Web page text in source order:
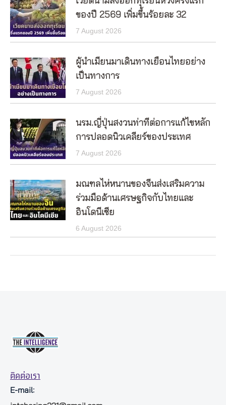
ของปี 2569 เพิ่มขึ้นร้อยละ 32
7 August 2026
ผู้นำเมียนมาเดินทางเยือนไทยอย่าง
เป็นทางการ
7 August 2026
นรม.ญี่ปุ่นสงวนท่าทีต่อการแก้ไขหลัก
การปลอดนิวเคลียร์ของประเทศ
7 August 2026
มณฑลไห่หนานของจีนส่งเสริมความ
ร่วมมือด้านเศรษฐกิจกับไทยและ
อินโดนีเซีย
6 August 2026
ติดต่อเรา
E-mail: